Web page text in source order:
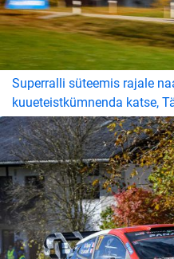
Superralli süteemis rajale
kuueteistkümnenda katse,